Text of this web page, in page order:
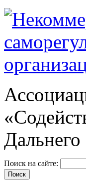
Поиск на сайте: